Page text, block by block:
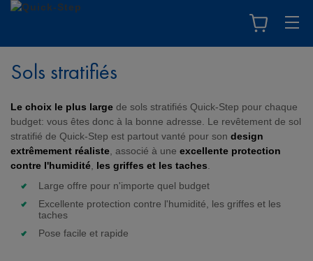
Sols stratifiés
Le choix le plus large de sols stratifiés Quick-Step pour chaque
budget: vous êtes donc à la bonne adresse. Le revêtement de sol
stratifié de Quick-Step est partout vanté pour son design
extrêmement réaliste , associé à une excellente protection
contre l'humidité les griffes et les taches
Large offre pour n'importe quel budget
Excellente protection contre l'humidité, les griffes et les
taches
Pose facile et rapide